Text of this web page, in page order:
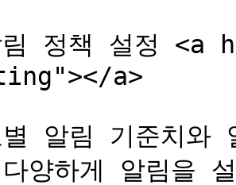
정책 설정
a>
알림 기준치와
양하게 알림을